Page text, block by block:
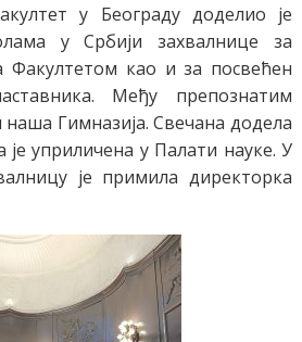
у Београду доделио је
у Србији захвалнице за
Факултетом као и за посвећен
Међу препознатим
Гимназија. Свечана додела
уприличена у Палати науке. У
је примила директорка